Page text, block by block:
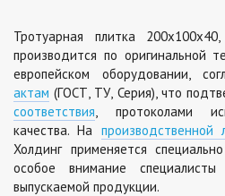
Тротуарная плитка
производится по оригинальной
европейском оборудовании,
актам (ГОСТ, ТУ, Серия), что
соответствия , протоколами
качества. На производственной
Холдинг применяется
особое внимание
выпускаемой продукции.